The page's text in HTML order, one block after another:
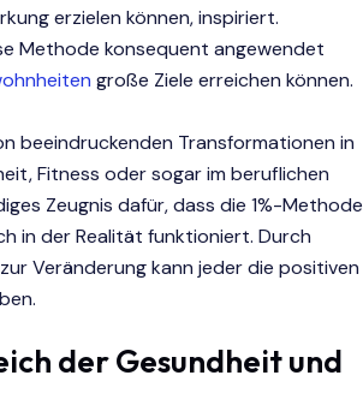
erzielen können, inspiriert.
Methode konsequent angewendet
große Ziele erreichen können.
beeindruckenden Transformationen in
Fitness oder sogar im beruflichen
Zeugnis dafür, dass die 1%-Methode
in der Realität funktioniert. Durch
Veränderung kann jeder die positiven
der Gesundheit und